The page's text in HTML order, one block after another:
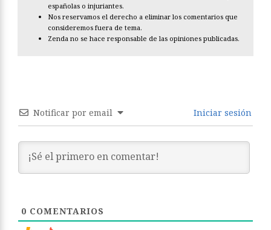
españolas o injuriantes.
Nos reservamos el derecho a eliminar los comentarios que
consideremos fuera de tema.
Zenda no se hace responsable de las opiniones publicadas.
Notificar por email Iniciar sesión
0 COMENTARIOS